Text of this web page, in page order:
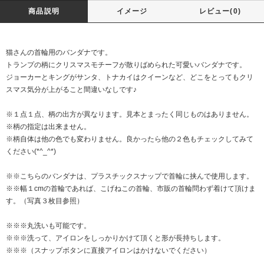
商品説明 イメージ レビュー(0)
猫さんの首輪用のバンダナです。
トランプの柄にクリスマスモチーフが散りばめられた可愛いバンダナです。
ジョーカーとキングがサンタ、トナカイはクイーンなど、どこをとってもクリ
スマス気分が上がること間違いなしです♪
※１点１点、柄の出方が異なります。見本とまったく同じものはありません。
※柄の指定は出来ません。
※柄自体は他の色でも変わりません。良かったら他の２色もチェックしてみて
ください(*^_^*)
※※こちらのバンダナは、プラスチックスナップで首輪に挟んで使用します。
※※幅１cmの首輪であれば、こげねこの首輪、市販の首輪問わず着けて頂けま
す。（写真３枚目参照）
※※※丸洗いも可能です。
※※※洗って、アイロンをしっかりかけて頂くと形が長持ちします。
※※※（スナップボタンに直接アイロンはかけないでください）